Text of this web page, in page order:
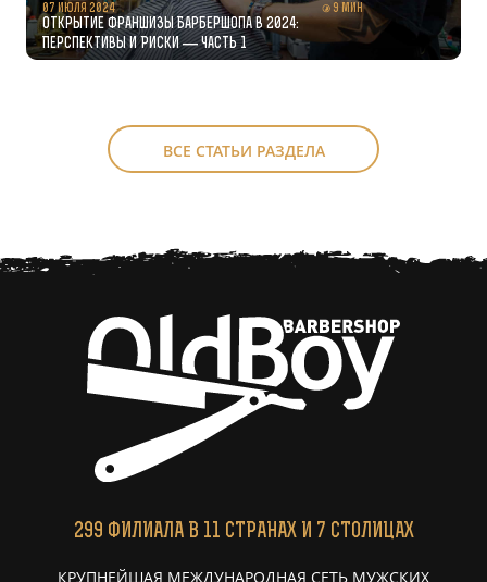
07 июля 2024 9 мин
Открытие Франшизы Барбершопа в 2024:
Перспективы и Риски — часть 1
ВСЕ СТАТЬИ РАЗДЕЛА
299 ФИЛИАЛАВ 11 СТРАНАХ И 7 СТОЛИЦАХ
КРУПНЕЙШАЯ МЕЖДУНАРОДНАЯ СЕТЬ МУЖСКИХ